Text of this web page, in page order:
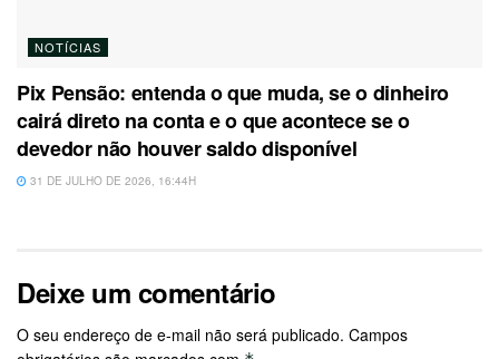
NOTÍCIAS
Pix Pensão: entenda o que muda, se o dinheiro
cairá direto na conta e o que acontece se o
devedor não houver saldo disponível
31 DE JULHO DE 2026, 16:44H
Deixe um comentário
O seu endereço de e-mail não será publicado. Campos